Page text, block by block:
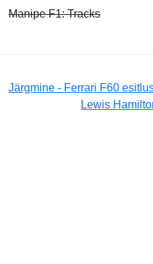
Manipe F1: Tracks
Järgmine - Ferrari F60
Lewis